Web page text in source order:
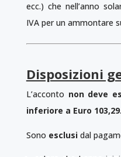
ecc.) che nell’anno
IVA per un ammontare
Disposizioni
L’acconto non deve
inferiore a Euro 103,29.
Sono esclusidal